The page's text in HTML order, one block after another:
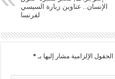
الإنسان.. عناوين زيارة السيسي
لفرنسا
الحقول الإلزامية مشار إليها بـ *